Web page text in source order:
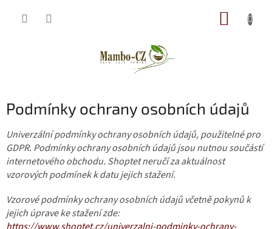
Podmínky ochrany osobních údajů
Univerzální podmínky ochrany osobních údajů, použitelné pro
GDPR. Podmínky ochrany osobních údajů jsou nutnou součástí
internetového obchodu. Shoptet neručí za aktuálnost
vzorových podmínek k datu jejich stažení.
Vzorové podmínky ochrany osobních údajů včetně pokynů k
jejich úprave ke stažení zde: